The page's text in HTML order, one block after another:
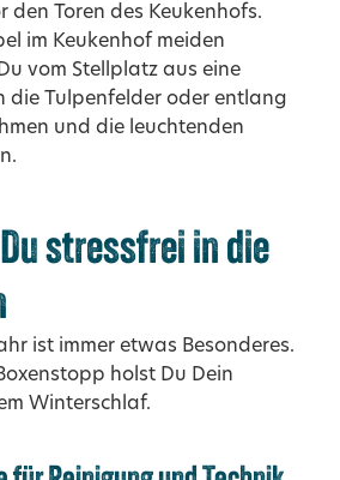
den Toren des Keukenhofs.
im Keukenhof meiden
vom Stellplatz aus eine
die Tulpenfelder oder entlang
und die leuchtenden
stressfrei in die
ist immer etwas Besonderes.
holst Du Dein
Winterschlaf.